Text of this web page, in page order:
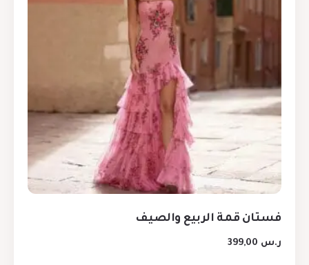
فستان قمة الربيع والصيف
ر.س